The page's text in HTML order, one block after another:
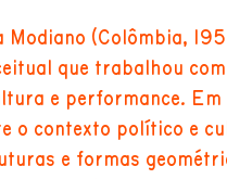
Modiano (Colômbia,
que trabalhou
e performance.
o contexto político e
e formas